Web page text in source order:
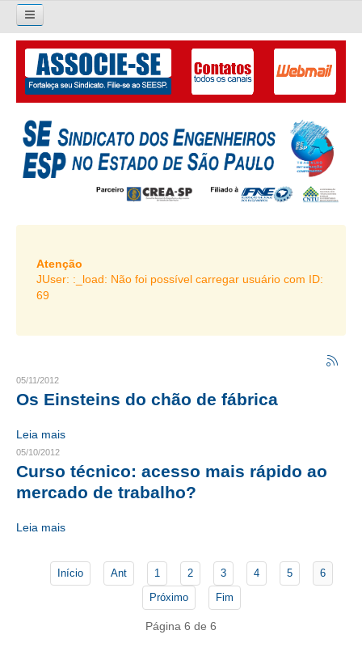
Pesquisar...
O SINDICATO
APRESENTAÇÃO
PALAVRA DO PRESIDENTE
DIRETORIA
LIVRO GESTÃO 2026-2029
SUBSEDES SINDICAIS
CRESCE BRASIL
HISTÓRICO E ATUAÇÃO
COMPOSIÇÃO
CONSELHOS ASSESSORES
NÚCLEO DA MULHER ENGENHEIRA
Atenção
JUser: :_load: Não foi possível carregar usuário com ID:
69
05/11/2012
Os Einsteins do chão de fábrica
Leia mais
05/10/2012
Curso técnico: acesso mais rápido ao
mercado de trabalho?
Leia mais
Início Ant 1 2 3 4 5
6
Próximo
Fim
Página 6 de 6